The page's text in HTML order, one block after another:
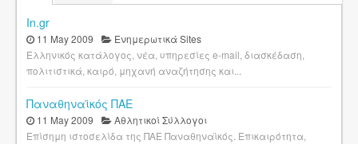
In.gr
11 May 2009
Ενημερωτικά Sites
Ελληνικός κατάλογος, νέα, υπηρεσίες e-mail, διασκέδαση,
πολιτιστικά, καιρό, μηχανή αναζήτησης και...
Παναθηναϊκός ΠΑΕ
11 May 2009
Αθλητικοί Σύλλογοι
Επίσημη ιστοσελίδα της ΠΑΕ Παναθηναϊκός. Επικαιρότητα,